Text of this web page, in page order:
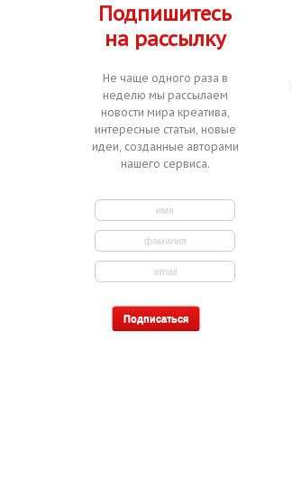
Подпишитесь
на рассылку
Не чаще одного раза в
неделю мы рассылаем
новости мира креатива,
интересные статьи, новые
идеи, созданные авторами
нашего сервиса.